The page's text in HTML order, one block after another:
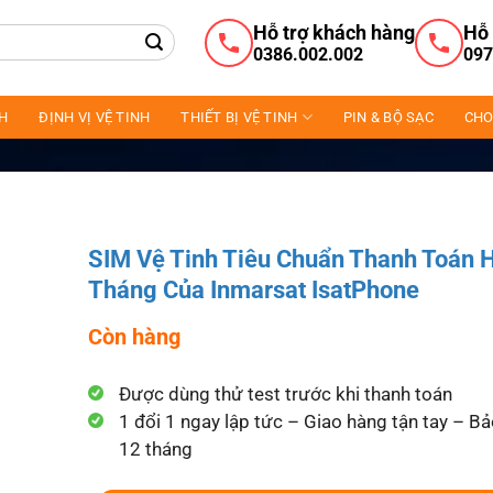
Hỗ trợ khách hàng
0386.002.002
Hỗ
ĐỊNH VỊ VỆ TINH THIẾT BỊ VỆ TINH PIN & BỘ SẠC
SIM Vệ Tinh Tiêu Chuẩn Thanh Toán
Tháng Của Inmarsat IsatPhone
Còn hàng
Được dùng thử test trước khi thanh toán
1 đổi 1 ngay lập tức – Giao hàng tận tay –
12 tháng